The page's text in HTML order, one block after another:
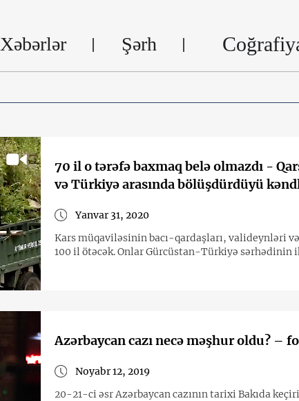
Xəbərlər Şərh
70 il o tərəfə baxmaq belə olmazdı -
və Türkiyə arasında bölüşdürdüyü
Yanvar 31, 2020
Kars müqaviləsinin bacı-qardaşları, valideynləri və
100 il ötəcək. Onlar Gürcüstan-Türkiyə
Azərbaycan cazı necə məşhur oldu? –
Noyabr 12, 2019
20-21-ci əsr Azərbaycan cazının tarixi Bakıda